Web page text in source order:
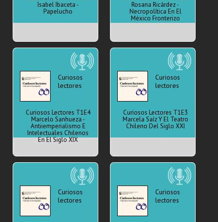
Isabel Ibaceta -
Papelucho
Rosana Ricárdez -
Necropolítica En El
México Fronterizo
Curiosos
lectores
Curiosos Lectores T1E4
Marcelo Sanhueza -
Antiiemperialismo E
Intelectuales Chilenos
En El Siglo XIX
Curiosos
lectores
Curiosos Lectores T1E3
Marcela Saíz Y El Teatro
Chileno Del Siglo XXI
Curiosos
lectores
Curiosos
lectores